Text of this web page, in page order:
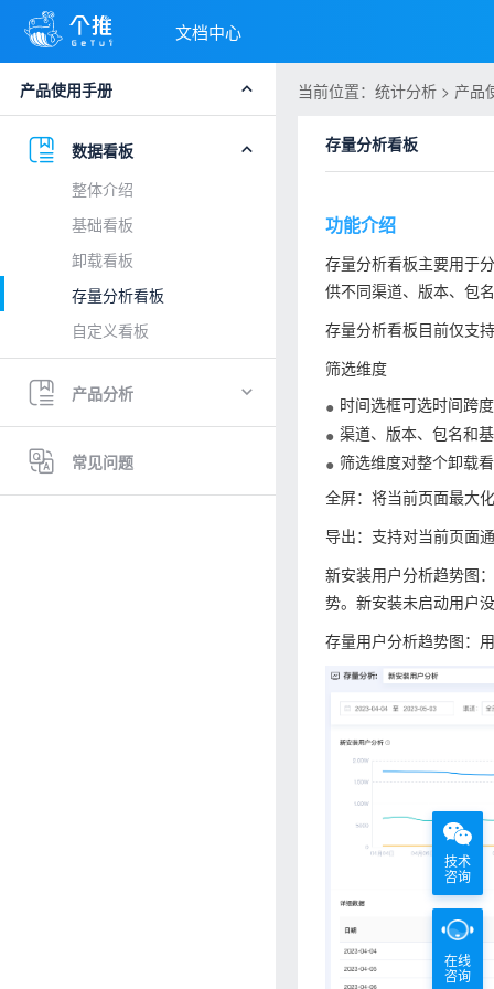
文档中心
产品使用手册
数据看板
整体介绍
基础看板
卸载看板
存量分析看板
自定义看板
产品分析
常见问题
当前位置：统计分析 > 产
存量分析看板
功能介绍
存量分析看板主要用于
供不同渠道、版本、包
存量分析看板目前仅支
筛选维度
时间选框可选时间跨
渠道、版本、包名和
筛选维度对整个卸载
全屏：将当前页面最大
导出：支持对当前页面
新安装用户分析趋势图
势。新安装未启动用户
存量用户分析趋势图：
技术
咨询
在线
咨询